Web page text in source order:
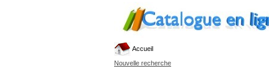
Accueil
Nouvelle recherche